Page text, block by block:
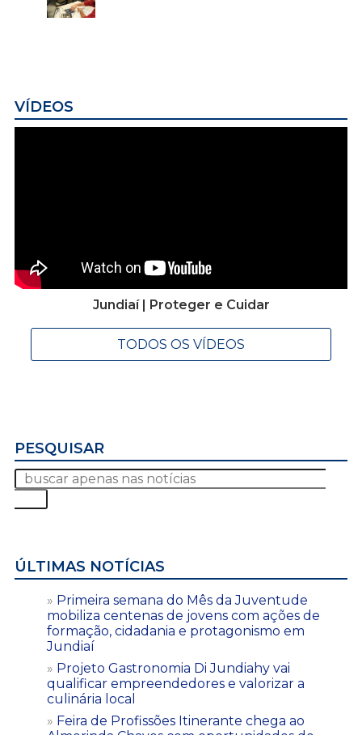
VÍDEOS
Jundiaí | Proteger e Cuidar
TODOS OS VÍDEOS
PESQUISAR
ÚLTIMAS NOTÍCIAS
Primeira semana do Mês da Juventude
mobiliza centenas de jovens com ações de
formação, cidadania e protagonismo em
Jundiaí
Projeto Gastronomia Di Jundiahy vai
qualificar empreendedores e valorizar a
culinária local
Feira de Profissões Itinerante chega ao